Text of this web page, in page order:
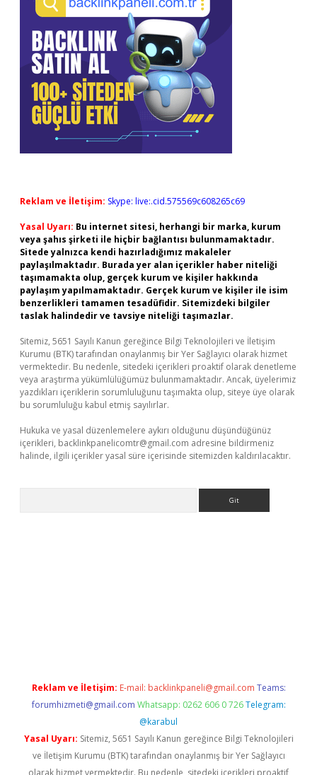
Reklam ve İletişim: Skype: live:.cid.575569c608265c69
Yasal Uyarı: Bu internet sitesi, herhangi bir marka, kurum
veya şahıs şirketi ile hiçbir bağlantısı bulunmamaktadır.
Sitede yalnızca kendi hazırladığımız makaleler
paylaşılmaktadır. Burada yer alan içerikler haber niteliği
taşımamakta olup, gerçek kurum ve kişiler hakkında
paylaşım yapılmamaktadır. Gerçek kurum ve kişiler ile isim
benzerlikleri tamamen tesadüfidir. Sitemizdeki bilgiler
taslak halindedir ve tavsiye niteliği taşımazlar.
Sitemiz, 5651 Sayılı Kanun gereğince Bilgi Teknolojileri ve İletişim
Kurumu (BTK) tarafından onaylanmış bir Yer Sağlayıcı olarak hizmet
vermektedir. Bu nedenle, sitedeki içerikleri proaktif olarak denetleme
veya araştırma yükümlülüğümüz bulunmamaktadır. Ancak, üyelerimiz
yazdıkları içeriklerin sorumluluğunu taşımakta olup, siteye üye olarak
bu sorumluluğu kabul etmiş sayılırlar.
Hukuka ve yasal düzenlemelere aykırı olduğunu düşündüğünüz
içerikleri, backlinkpanelicomtr@gmail.com adresine bildirmeniz
halinde, ilgili içerikler yasal süre içerisinde sitemizden kaldırılacaktır.
Reklam ve İletişim: E-mail: backlinkpaneli@gmail.com Teams:
forumhizmeti@gmail.com Whatsapp: 0262 606 0 726 Telegram:
@karabul
Yasal Uyarı: Sitemiz, 5651 Sayılı Kanun gereğince Bilgi Teknolojileri
ve İletişim Kurumu (BTK) tarafından onaylanmış bir Yer Sağlayıcı
olarak hizmet vermektedir. Bu nedenle, sitedeki içerikleri proaktif